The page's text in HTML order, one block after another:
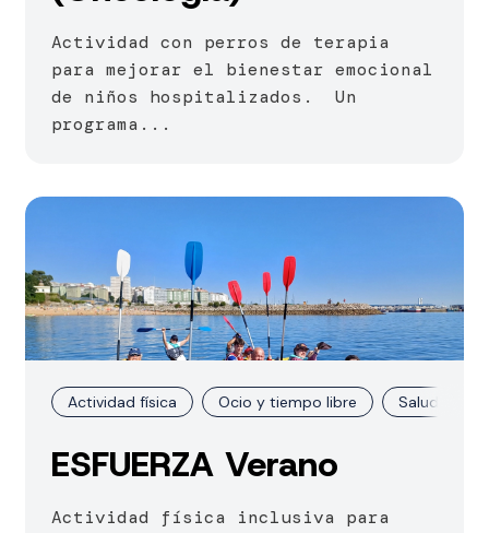
Actividad con perros de terapia
para mejorar el bienestar emocional
de niños hospitalizados. Un
programa...
ESFUERZA Verano
Actividad física Ocio y tiempo libre Salud
Actividad física inclusiva para